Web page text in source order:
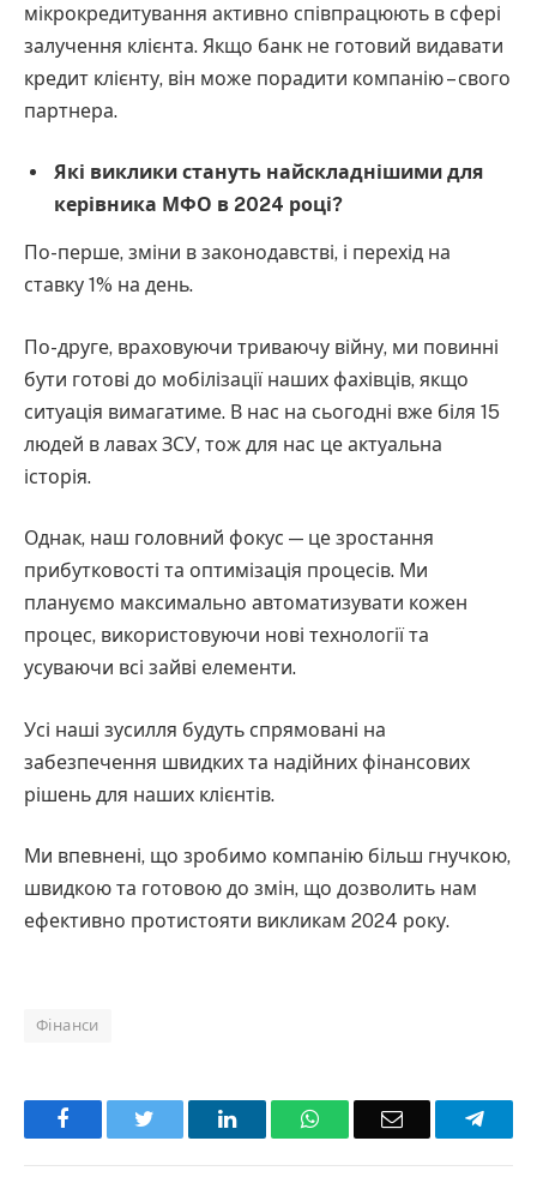
мікрокредитування активно співпрацюють в сфері
залучення клієнта. Якщо банк не готовий видавати
кредит клієнту, він може порадити компанію – свого
партнера.
Які виклики стануть найскладнішими для
керівника МФО в 2024 році?
По-перше, зміни в законодавстві, і перехід на
ставку 1% на день.
По-друге, враховуючи триваючу війну, ми повинні
бути готові до мобілізації наших фахівців, якщо
ситуація вимагатиме. В нас на сьогодні вже біля 15
людей в лавах ЗСУ, тож для нас це актуальна
історія.
Однак, наш головний фокус — це зростання
прибутковості та оптимізація процесів. Ми
плануємо максимально автоматизувати кожен
процес, використовуючи нові технології та
усуваючи всі зайві елементи.
Усі наші зусилля будуть спрямовані на
забезпечення швидких та надійних фінансових
рішень для наших клієнтів.
Ми впевнені, що зробимо компанію більш гнучкою,
швидкою та готовою до змін, що дозволить нам
ефективно протистояти викликам 2024 року.
Фінанси
Facebook LinkedInWhatsAppEmail